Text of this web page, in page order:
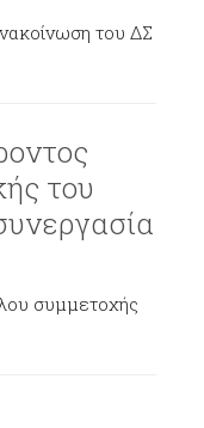
του ΔΣ
του
συμμετοχής